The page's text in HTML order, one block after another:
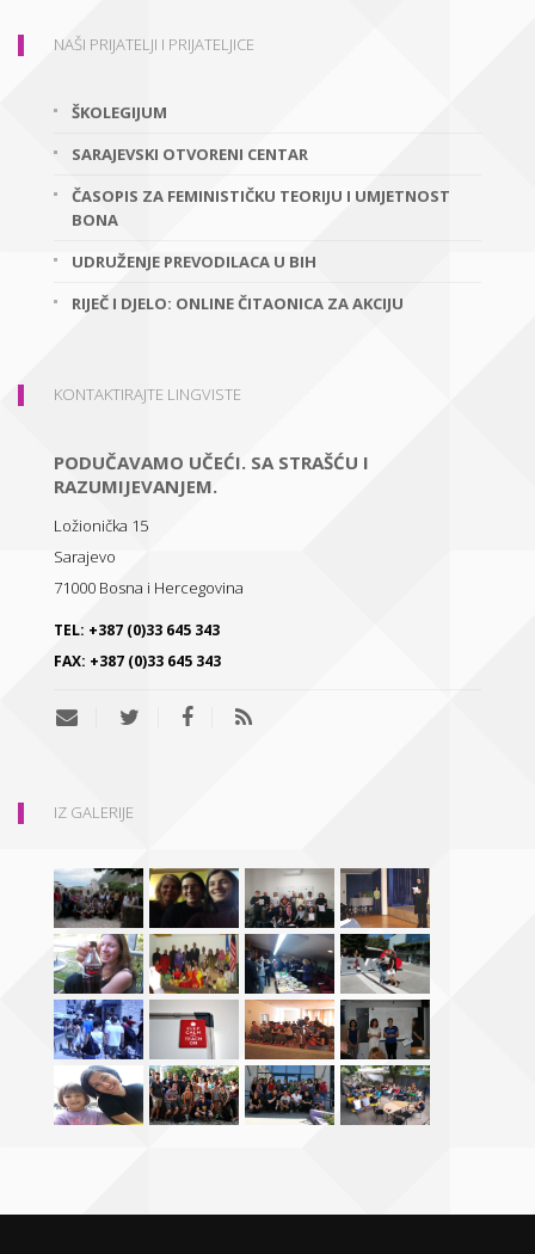
NAŠI PRIJATELJI I PRIJATELJICE
ŠKOLEGIJUM
SARAJEVSKI OTVORENI CENTAR
ČASOPIS ZA FEMINISTIČKU TEORIJU I UMJETNOST
BONA
UDRUŽENJE PREVODILACA U BIH
RIJEČ I DJELO: ONLINE ČITAONICA ZA AKCIJU
KONTAKTIRAJTE LINGVISTE
PODUČAVAMO UČEĆI. SA STRAŠĆU I
RAZUMIJEVANJEM.
Ložionička 15
Sarajevo
71000 Bosna i Hercegovina
TEL: +387 (0)33 645 343
FAX: +387 (0)33 645 343
IZ GALERIJE